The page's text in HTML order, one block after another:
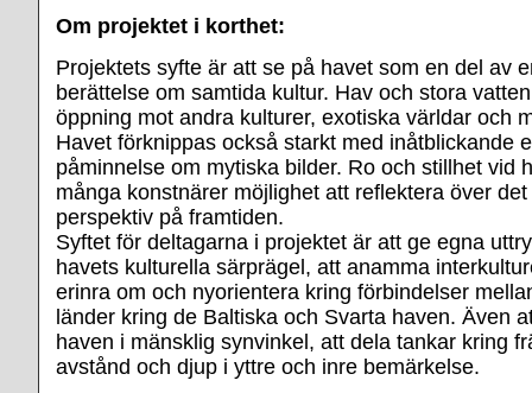
Om projektet i korthet:
Projektets syfte är att se på havet som en del av
berättelse om samtida kultur. Hav och stora
öppning mot andra kulturer, exotiska världar och
Havet förknippas också starkt med inåtblickande
påminnelse om mytiska bilder. Ro och stillhet vid
många konstnärer möjlighet att reflektera över
perspektiv på framtiden.
Syftet för deltagarna i projektet är att ge egna
havets kulturella särprägel, att anamma
erinra om och nyorientera kring förbindelser
länder kring de Baltiska och Svarta haven. Även
haven i mänsklig synvinkel, att dela tankar kring
avstånd och djup i yttre och inre bemärkelse.